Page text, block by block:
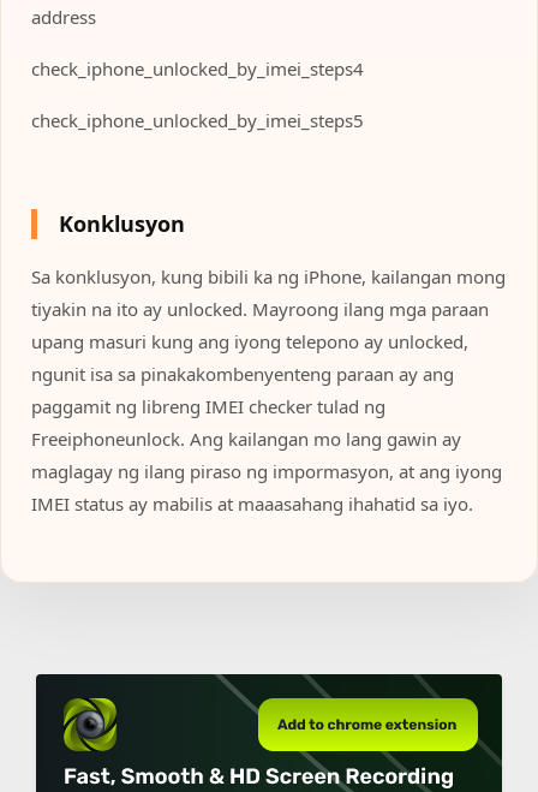
address
check_iphone_unlocked_by_imei_steps4
check_iphone_unlocked_by_imei_steps5
Konklusyon
Sa konklusyon, kung bibili ka ng iPhone, kailangan mong
tiyakin na ito ay unlocked. Mayroong ilang mga paraan
upang masuri kung ang iyong telepono ay unlocked,
ngunit isa sa pinakakombenyenteng paraan ay ang
paggamit ng libreng IMEI checker tulad ng
Freeiphoneunlock. Ang kailangan mo lang gawin ay
maglagay ng ilang piraso ng impormasyon, at ang iyong
IMEI status ay mabilis at maaasahang ihahatid sa iyo.